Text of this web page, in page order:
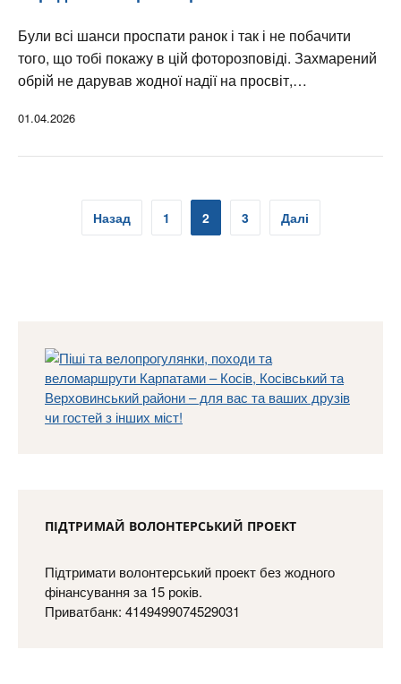
Були всі шанси проспати ранок і так і не побачити
того, що тобі покажу в цій фоторозповіді. Захмарений
обрій не дарував жодної надії на просвіт,…
01.04.2026
Пагінація
Назад 1 2 3 Далі
ПІДТРИМАЙ ВОЛОНТЕРСЬКИЙ ПРОЕКТ
Підтримати волонтерський проект без жодного
фінансування за 15 років.
Приватбанк: 4149499074529031